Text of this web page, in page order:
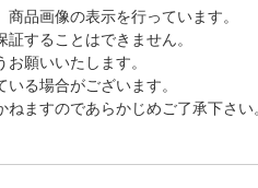
品画像の表示を行っています。
することはできません。
願いいたします。
る場合がございます。
ますのであらかじめご了承下さい